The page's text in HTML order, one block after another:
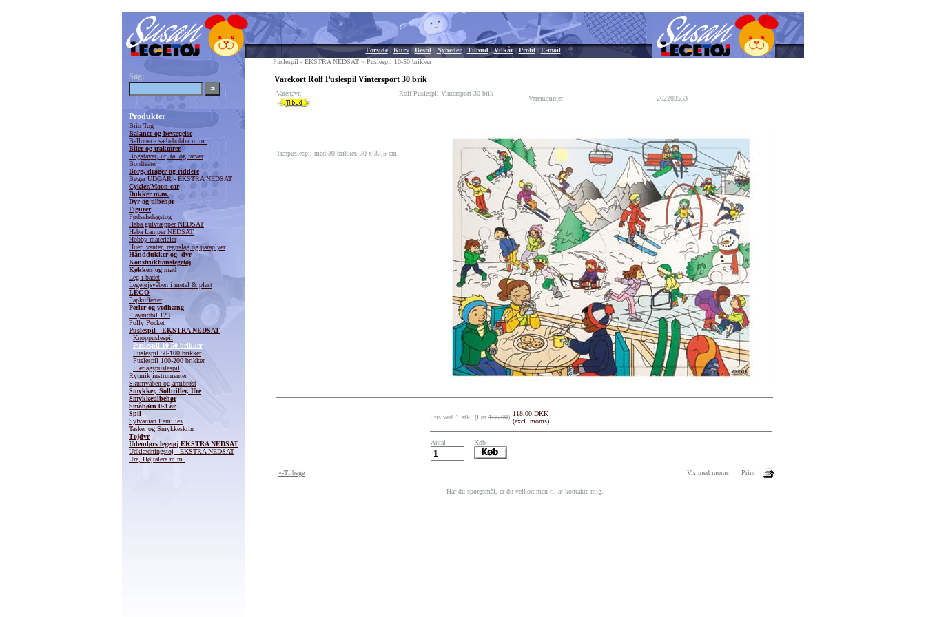
Forside| Kurv| Bestil| Nyheder| Tilbud |Vilkår| Profil| E-mail
Søg:
Produkter
Brio Tog
Balance og bevægelse
Balloner - sæbebobler m.m.
Biler og traktorer
Bogstaver, ur, tal og farver
Bordteater
Borg, drager og riddere
Bøger UDGÅR - EKSTRA NEDSAT
Cykler/Moon-car
Dukker m.m.
Dyr og tilbehør
Figurer
Fødselsdagstog
Haba gulvtæpper NEDSAT
Haba Lamper NEDSAT
Hobby materialer
Huer, vanter, regnslag og paraplyer
Hånddukker og -dyr
Konstruktionslegetøj
Køkken og mad
Leg i badet
Legetøjsvåben i metal & plast
LEGO
Papkufferter
Perler og vedhæng
Playmobil 123
Polly Pocket
Puslespil - EKSTRA NEDSAT
Knoppuslespil
Puslespil 10-50 brikker
Puslespil 50-100 brikker
Puslespil 100-200 brikker
Flerlagspuslespil
Rytmik instrumenter
Skumvåben og armbrøst
Smykker, Solbriller, Ure
Smykketilbehør
Småbørn 0-3 år
Spil
Sylvanian Families
Tasker og Smykkeskrin
Tøjdyr
Udendørs legetøj EKSTRA NEDSAT
Udklædningstøj - EKSTRA NEDSAT
Ure, Højtalere m.m.
Puslespil - EKSTRA NEDSAT » Puslespil 10-50 brikker
Varekort Rolf Puslespil Vintersport 30 brik
Varenavn Rolf Puslespil Vintersport 30 brik
Varenummer 262203553
Træpuslespil med 30 brikker. 30 x 37,5 cm.
Pris ved 1 stk. (Før165,00) 118,00 DKK
(excl. moms)
Antal Køb
«-Tilbage Vis med moms Print
Har du spørgsmål, er du velkommen til at kontakte mig.